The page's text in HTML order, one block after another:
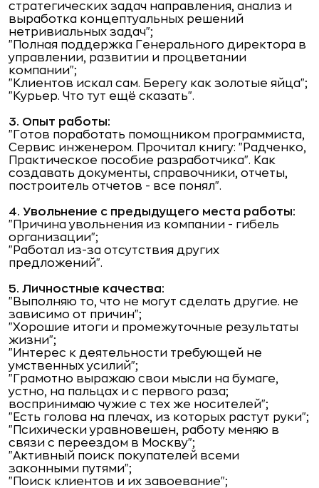
стратегических задач направления, анализ и
выработка концептуальных решений
нетривиальных задач";
"Полная поддержка Генерального директора в
управлении, развитии и процветании
компании";
"Клиентов искал сам. Берегу как золотые яйца";
"Курьер. Что тут ещё сказать".
3. Опыт работы:
"Готов поработать помощником программиста,
Сервис инженером. Прочитал книгу: "Радченко,
Практическое пособие разработчика". Как
создавать документы, справочники, отчеты,
построитель отчетов - все понял".
4. Увольнение с предыдущего места работы:
"Причина увольнения из компании - гибель
организации";
"Работал из-за отсутствия других
предложений".
5. Личностные качества:
"Выполняю то, что не могут сделать другие. не
зависимо от причин";
"Хорошие итоги и промежуточные результаты
жизни";
"Интерес к деятельности требующей не
умственных усилий";
"Грамотно выражаю свои мысли на бумаге,
устно, на пальцах и с первого раза;
воспринимаю чужие с тех же носителей";
"Есть голова на плечах, из которых растут руки";
"Психически уравновешен, работу меняю в
связи с переездом в Москву";
"Активный поиск покупателей всеми
законными путями";
"Поиск клиентов и их завоевание";